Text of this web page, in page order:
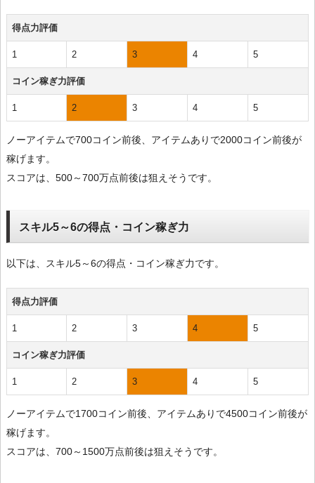
得点力評価
1 2 3 4 5
コイン稼ぎ力評価
1 2 3 4 5
ノーアイテムで700コイン前後、アイテムありで2000コイン前後が
稼げます。
スコアは、500～700万点前後は狙えそうです。
スキル5～6の得点・コイン稼ぎ力
以下は、スキル5～6の得点・コイン稼ぎ力です。
得点力評価
1 2 3 4 5
コイン稼ぎ力評価
1 2 3 4 5
ノーアイテムで1700コイン前後、アイテムありで4500コイン前後が
稼げます。
スコアは、700～1500万点前後は狙えそうです。